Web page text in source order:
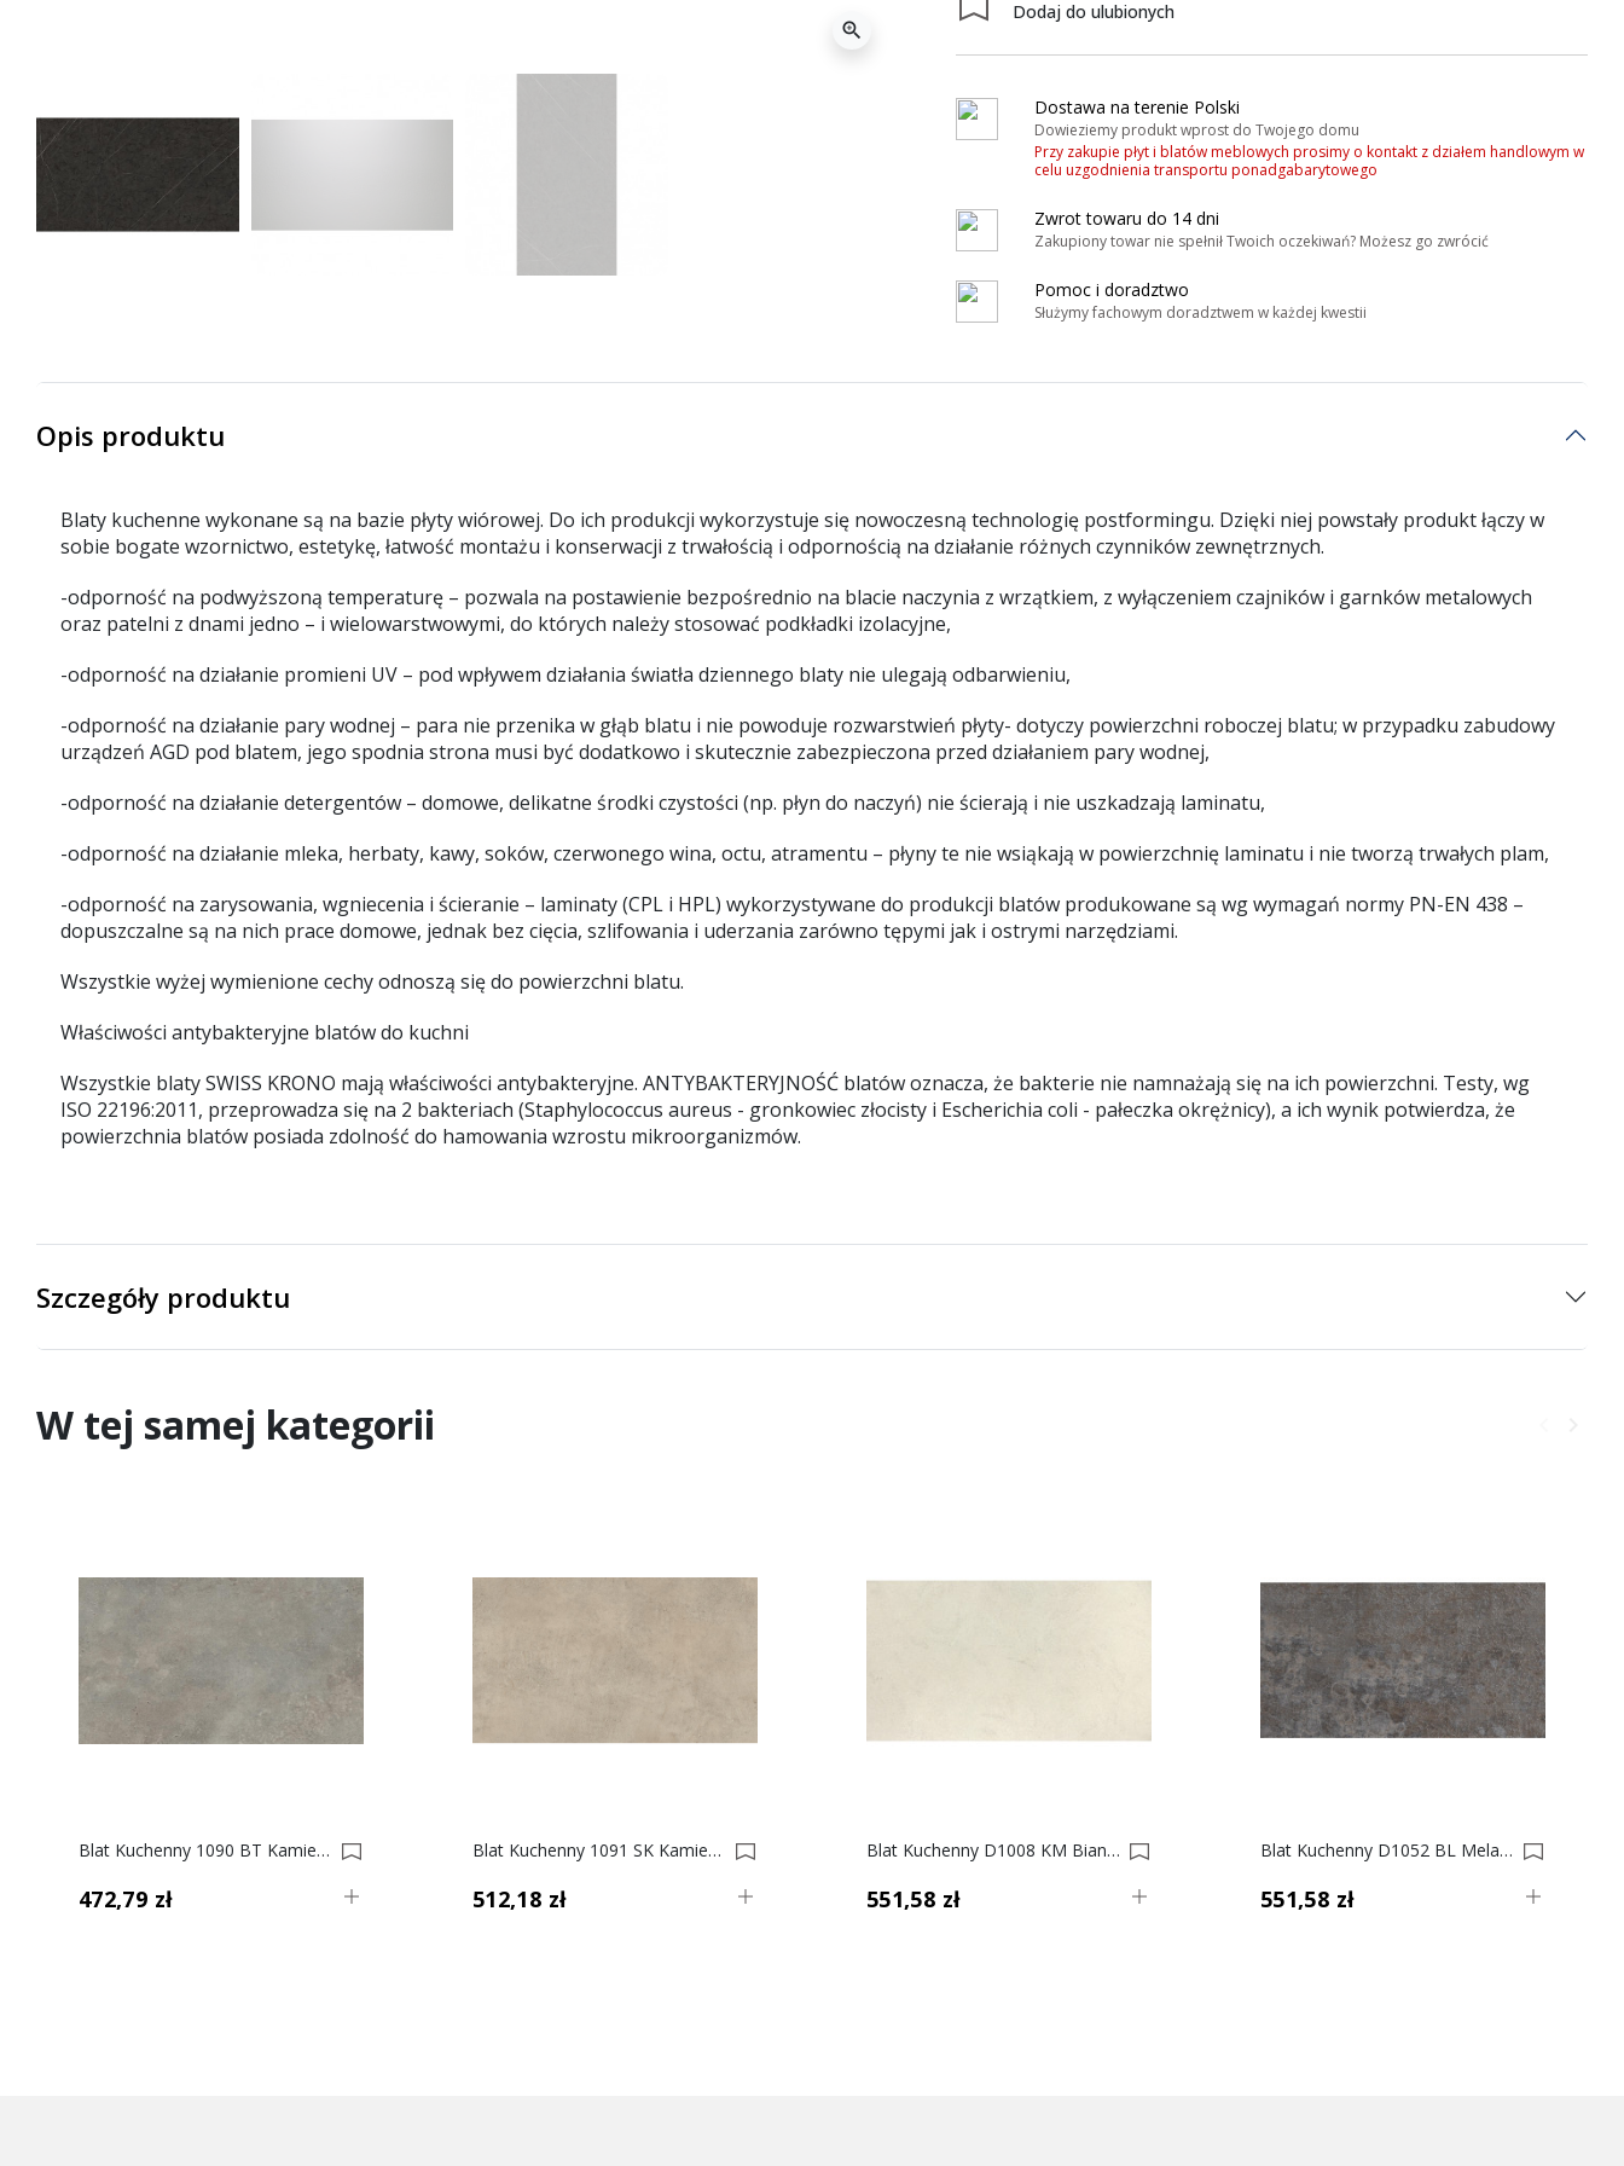
zoom_in
Dodaj do ulubionych
Dostawa na terenie Polski
Dowieziemy produkt wprost do Twojego domu
Przy zakupie płyt i blatów meblowych prosimy o kontakt z działem handlowym w
celu uzgodnienia transportu ponadgabarytowego
Zwrot towaru do 14 dni
Zakupiony towar nie spełnił Twoich oczekiwań? Możesz go zwrócić
Pomoc i doradztwo
Służymy fachowym doradztwem w każdej kwestii
Opis produktu
Blaty kuchenne wykonane są na bazie płyty wiórowej. Do ich produkcji wykorzystuje się nowoczesną technologię postformingu. Dzięki niej powstały produkt łączy w
sobie bogate wzornictwo, estetykę, łatwość montażu i konserwacji z trwałością i odpornością na działanie różnych czynników zewnętrznych.
-odporność na podwyższoną temperaturę – pozwala na postawienie bezpośrednio na blacie naczynia z wrzątkiem, z wyłączeniem czajników i garnków metalowych
oraz patelni z dnami jedno – i wielowarstwowymi, do których należy stosować podkładki izolacyjne,
-odporność na działanie promieni UV – pod wpływem działania światła dziennego blaty nie ulegają odbarwieniu,
-odporność na działanie pary wodnej – para nie przenika w głąb blatu i nie powoduje rozwarstwień płyty- dotyczy powierzchni roboczej blatu; w przypadku zabudowy
urządzeń AGD pod blatem, jego spodnia strona musi być dodatkowo i skutecznie zabezpieczona przed działaniem pary wodnej,
-odporność na działanie detergentów – domowe, delikatne środki czystości (np. płyn do naczyń) nie ścierają i nie uszkadzają laminatu,
-odporność na działanie mleka, herbaty, kawy, soków, czerwonego wina, octu, atramentu – płyny te nie wsiąkają w powierzchnię laminatu i nie tworzą trwałych plam,
-odporność na zarysowania, wgniecenia i ścieranie – laminaty (CPL i HPL) wykorzystywane do produkcji blatów produkowane są wg wymagań normy PN-EN 438 –
dopuszczalne są na nich prace domowe, jednak bez cięcia, szlifowania i uderzania zarówno tępymi jak i ostrymi narzędziami.
Wszystkie wyżej wymienione cechy odnoszą się do powierzchni blatu.
Właściwości antybakteryjne blatów do kuchni
Wszystkie blaty SWISS KRONO mają właściwości antybakteryjne. ANTYBAKTERYJNOŚĆ blatów oznacza, że bakterie nie namnażają się na ich powierzchni. Testy, wg
ISO 22196:2011, przeprowadza się na 2 bakteriach (Staphylococcus aureus - gronkowiec złocisty i Escherichia coli - pałeczka okrężnicy), a ich wynik potwierdza, że
powierzchnia blatów posiada zdolność do hamowania wzrostu mikroorganizmów.
Szczegóły produktu
W tej samej kategorii
Blat Kuchenny 1090 BT Kamień Galattico, 38mm 0021374-0021375
472,79 zł
Blat Kuchenny 1091 SK Kamień Solare, 38mm 0021373-0021372
512,18 zł
Blat Kuchenny D1008 KM Bianka, 38mm 0016114-0016142
551,58 zł
Blat Kuchenny D1052 BL Melafir 38mm 0008752-0008800
551,58 zł